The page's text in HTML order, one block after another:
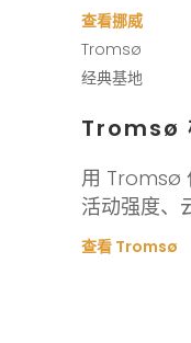
查看挪威
Tromsø
经典基地
Tromsø
用 Tromsø
活动强度、
查看 Tromsø